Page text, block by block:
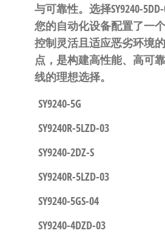
与可靠性。选择SY9240-
您的自动化设备配置了一个
控制灵活且适应恶劣环境
点 ，是构建高性能、高可
线的理想选择。
SY9240-5G
SY9240R-5LZD-03
SY9240-2DZ-S
SY9240R-5LZD-03
SY9240-5GS-04
SY9240-4DZD-03